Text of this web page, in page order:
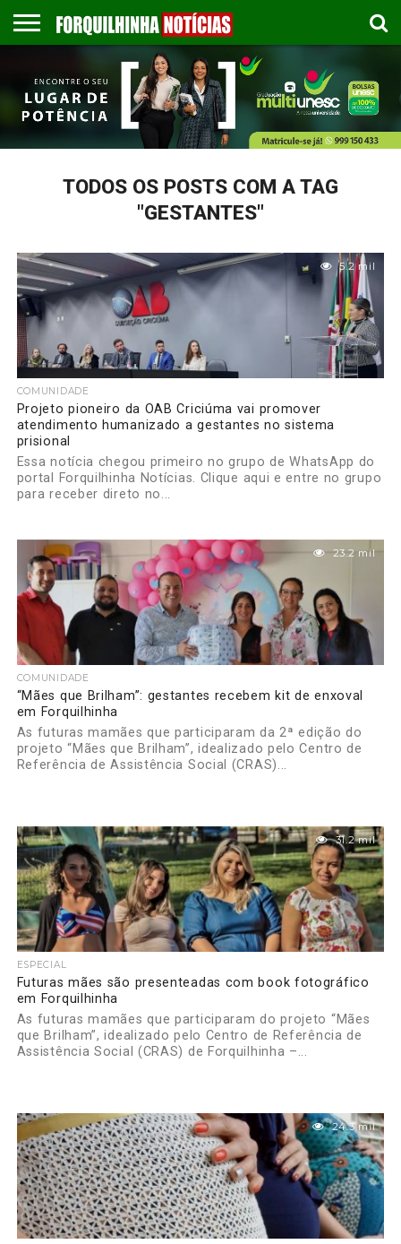
EMPREGOS
ESPORTES
PUBLICAÇÃO
LEGAL
GASTRONOMIA
CONTATO
TODOS OS POSTS COM A TAG
"GESTANTES"
5.2 mil
COMUNIDADE
Projeto pioneiro da OAB Criciúma vai promover
atendimento humanizado a gestantes no sistema
prisional
Essa notícia chegou primeiro no grupo de WhatsApp do
portal Forquilhinha Notícias. Clique aqui e entre no grupo
para receber direto no...
23.2 mil
COMUNIDADE
“Mães que Brilham”: gestantes recebem kit de enxoval
em Forquilhinha
As futuras mamães que participaram da 2ª edição do
projeto “Mães que Brilham”, idealizado pelo Centro de
Referência de Assistência Social (CRAS)...
31.2 mil
ESPECIAL
Futuras mães são presenteadas com book fotográfico
em Forquilhinha
As futuras mamães que participaram do projeto “Mães
que Brilham”, idealizado pelo Centro de Referência de
Assistência Social (CRAS) de Forquilhinha –...
24.3 mil